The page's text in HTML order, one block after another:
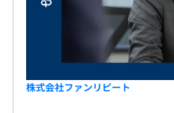
株式会社ファンリピート